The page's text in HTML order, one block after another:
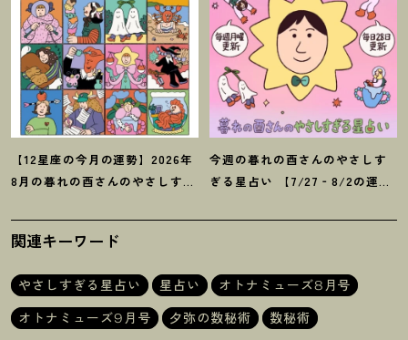
【12星座の今月の運勢】2026年
8月の暮れの酉さんのやさしすぎ
今週の暮れの酉さんのやさしす
ぎる星占い 【7/27‐8/2の運
関連キーワード
やさしすぎる星占い 星占い
オトナミューズ8月号
オトナミューズ9月号
夕弥の数秘術 数秘術